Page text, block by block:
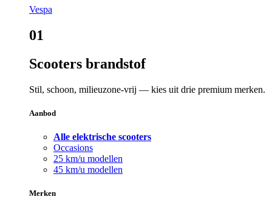
Vespa
01
Scooters brandstof
Stil, schoon, milieuzone-vrij — kies uit drie premium merken.
Aanbod
Alle elektrische scooters
Occasions
25 km/u modellen
45 km/u modellen
Merken